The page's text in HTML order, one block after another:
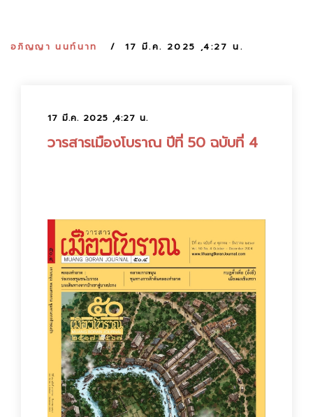
อภิญญา นนท์นาท 17 มี.ค. 2025 ,4:27 น.
17 มี.ค. 2025 ,4:27 น.
วารสารเมืองโบราณ ปีที่ 50 ฉบับที่ 4